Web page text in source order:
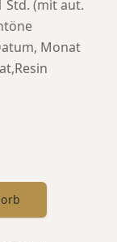
Std. (mit aut.
Monat